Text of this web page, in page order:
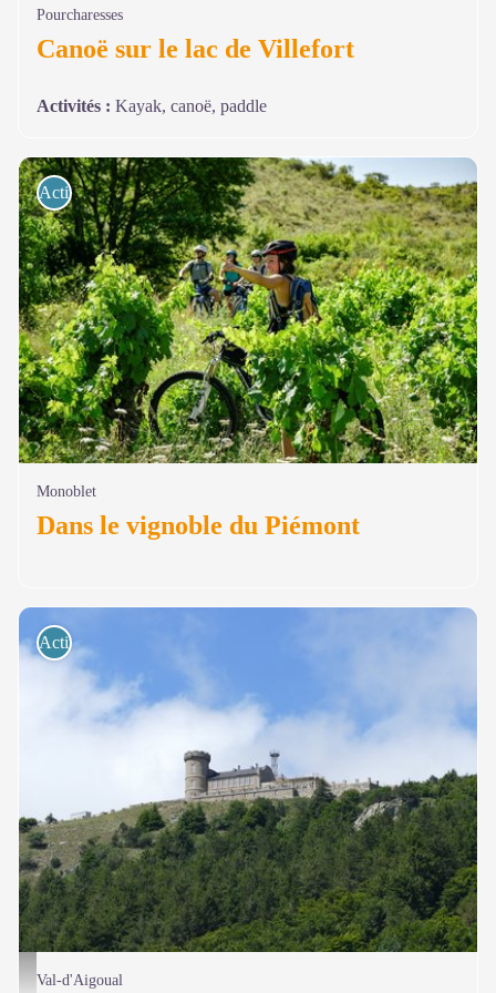
Pourcharesses
Canoë sur le lac de Villefort
Activités : Kayak, canoë, paddle
Activités de pleine nature
Monoblet
Dans le vignoble du Piémont
NM - PNC
Activités de pleine nature
Val-d'Aigoual